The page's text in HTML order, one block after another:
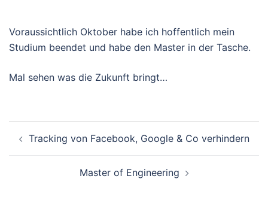
Voraussichtlich Oktober habe ich hoffentlich mein
Studium beendet und habe den Master in der Tasche.
Mal sehen was die Zukunft bringt…
Tracking von Facebook, Google & Co verhindern
Master of Engineering